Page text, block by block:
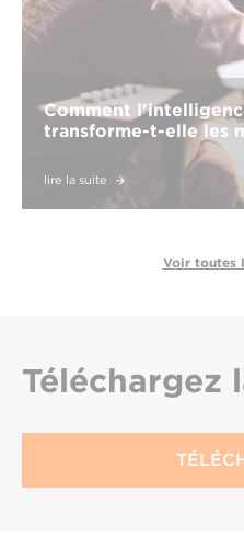
Comment
transforme-t-elle les
lire la suite
Voir toutes
Téléchargez